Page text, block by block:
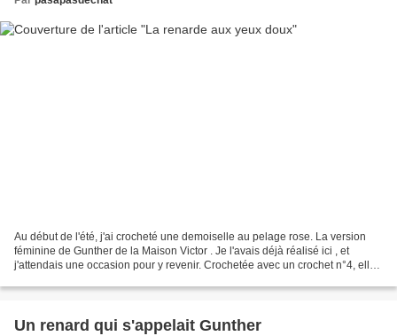
Au début de l'été, j'ai crocheté une demoiselle au pelage rose. La version
féminine de Gunther de la Maison Victor . Je l'avais déjà réalisé ici , et
j'attendais une occasion pour y revenir. Crochetée avec un crochet n°4, elle
Un renard qui s'appelait Gunther